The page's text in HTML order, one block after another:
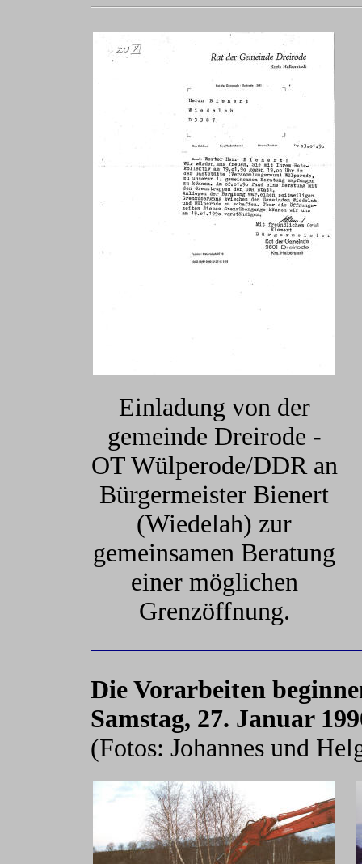
Einladung von der
gemeinde Dreirode -
OT Wülperode/DDR an
Bürgermeister Bienert
(Wiedelah) zur
gemeinsamen Beratung
einer möglichen
Grenzöffnung.
Die Vorarbeiten
Samstag, 27. Januar
(Fotos: Johannes und